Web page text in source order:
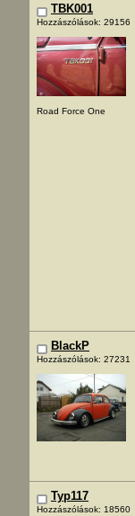
TBK001
Hozzászólások: 29156
Road Force One
BlackP
Hozzászólások: 27231
Typ117
Hozzászólások: 18560